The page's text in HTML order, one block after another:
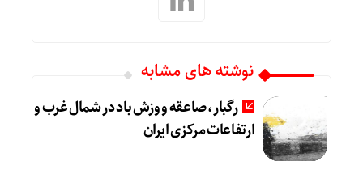
نوشته های مشابه
رگبار، صاعقه و وزش باد در شمال غرب و
ارتفاعات مرکزی ایران